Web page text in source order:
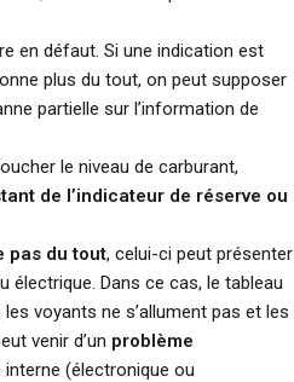
en défaut. Si une indication est
plus du tout, on peut supposer
partielle sur l’information de
le niveau de carburant,
de l’indicateur de réserve ou
pas du tout, celui-ci peut présenter
électrique. Dans ce cas, le tableau
voyants ne s’allument pas et les
venir d’un problème
interne (électronique ou